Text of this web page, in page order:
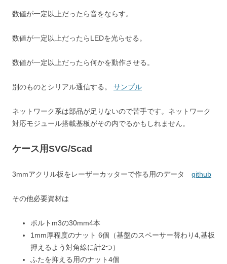
数値が一定以上だったら音をならす。
数値が一定以上だったらLEDを光らせる。
数値が一定以上だったら何かを動作させる。
別のものとシリアル通信する。 サンプル
ネットワーク系は部品が足りないので苦手です。ネットワーク
対応モジュール搭載基板がその内でるかもしれません。
ケース用SVG/Scad
3mmアクリル板をレーザーカッターで作る用のデータ github
その他必要資材は
ボルトm3の30mm4本
1mm厚程度のナット 6個（基盤のスペーサー替わり4,基板
押えるよう対角線に計2つ）
ふたを抑える用のナット4個